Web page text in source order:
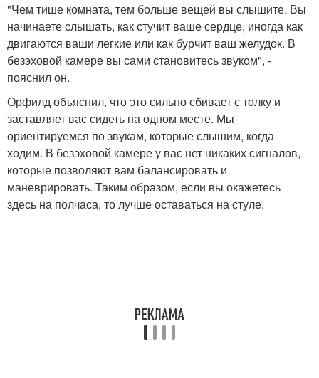
"Чем тише комната, тем больше вещей вы слышите. Вы
начинаете слышать, как стучит ваше сердце, иногда как
двигаются ваши легкие или как бурчит ваш желудок. В
безэховой камере вы сами становитесь звуком", -
пояснил он.
Орфилд объяснил, что это сильно сбивает с толку и
заставляет вас сидеть на одном месте. Мы
ориентируемся по звукам, которые слышим, когда
ходим. В безэховой камере у вас нет никаких сигналов,
которые позволяют вам балансировать и
маневрировать. Таким образом, если вы окажетесь
здесь на полчаса, то лучше оставаться на стуле.